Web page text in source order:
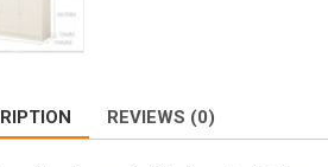
REVIEWS (0)